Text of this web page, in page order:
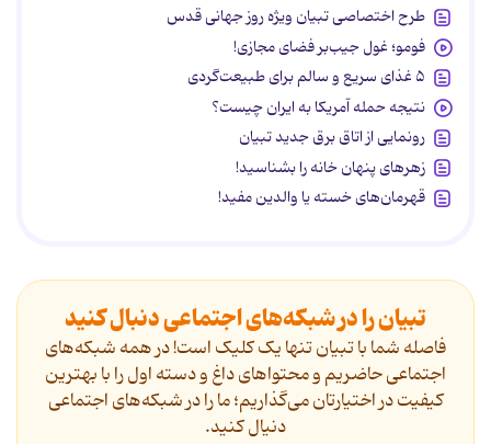
طرح اختصاصی تبیان ویژه روز جهانی قدس
فومو؛ غول جیب‌بر فضای مجازی!
۵ غذای سریع و سالم برای طبیعت‌گردی
نتیجه حمله آمریکا به ایران چیست؟
رونمایی از اتاق برق جدید تبیان
زهرهای پنهان خانه را بشناسید!
قهرمان‌های خسته یا والدین مفید!
تبیان را در شبکه‌های اجتماعی دنبال کنید
فاصله شما با تبیان تنها یک کلیک است! در همه شبکه‌های
اجتماعی حاضریم و محتواهای داغ و دسته اول را با بهترین
کیفیت در اختیارتان می‌گذاریم؛ ما را در شبکه‌های اجتماعی
دنیال کنید.